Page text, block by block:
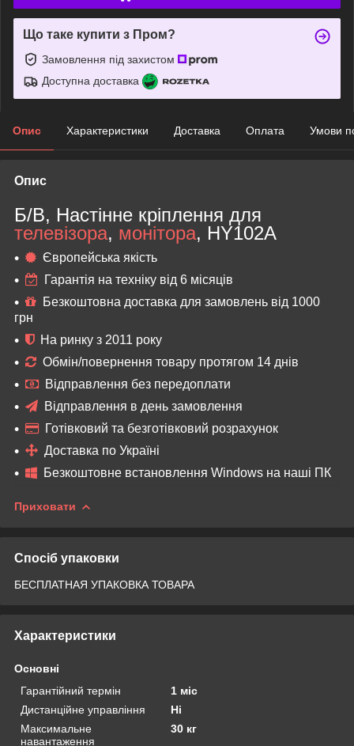
Що таке купити з Пром?
Замовлення під захистом
Доступна доставка
Опис Характеристики Доставка Оплата Умови
Опис
Б/В, Настінне кріплення для
телевізора, монітора, HY102A
Європейська якість
Гарантія на техніку від 6 місяців
Безкоштовна доставка для замовлень від 1000
грн
На ринку з 2011 року
Обмін/повернення товару протягом 14 днів
Відправлення без передоплати
Відправлення в день замовлення
Готівковий та безготівковий розрахунок
Доставка по Україні
Безкоштовне встановлення Windows на наші ПК
Приховати
Спосіб упаковки
БЕСПЛАТНАЯ УПАКОВКА ТОВАРА
Характеристики
Основні
Гарантійний термін
1 міс
Дистанційне управління
Ні
Максимальне
навантаження
30 кг